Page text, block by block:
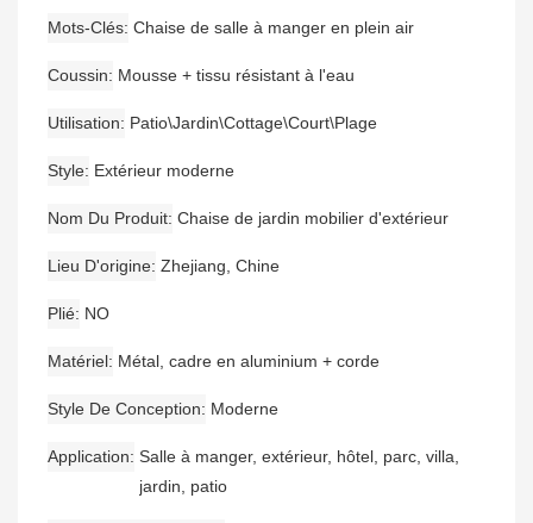
Mots-Clés Chaise de salle à manger en plein air
Coussin Mousse + tissu résistant à l'eau
Utilisation Patio\Jardin\Cottage\Court\Plage
Style Extérieur moderne
Nom Du Produit Chaise de jardin mobilier d'extérieur
Lieu D'origine Zhejiang, Chine
Plié NO
Matériel Métal, cadre en aluminium + corde
Style De Conception Moderne
Application Salle à manger, extérieur, hôtel, parc, villa,
jardin, patio